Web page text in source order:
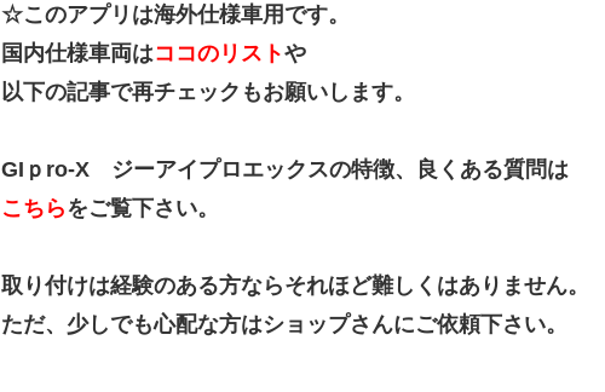
☆このアプリは海外仕様車用です。
国内仕様車両はココのリストや
以下の記事で再チェックもお願いします。
GIｐro-X ジーアイプロエックスの特徴、良くある質問は
こちら をご覧下さい。
取り付けは経験のある方ならそれほど難しくはありません。
ただ、少しでも心配な方はショップさんにご依頼下さい。